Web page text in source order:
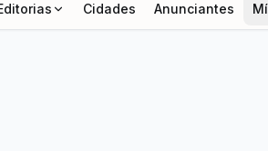
Cidades Anunciantes